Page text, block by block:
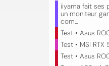
iiyama fait ses
un moniteur
com...
Test • Asus
Test • MSI
Test • Asus